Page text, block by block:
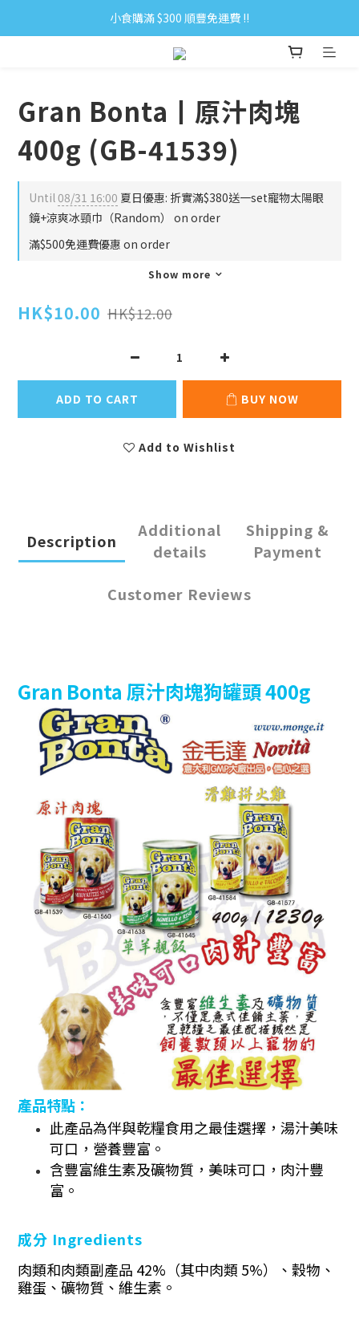
小食購滿 $300 順豐免運費 ‼
小食購滿 $300 順豐免運費 ‼
全單購滿 $500 免運費 ♥︎ 會員積分回贈 $1＝1Pt.
Gran Bonta丨原汁肉塊
400g (GB-41539)
Until08/31 16:00 夏日優惠: 折實滿$380送一set寵物太陽眼
鏡+涼爽冰頸巾（Random） on order
滿$500免運費優惠 on order
Show more
HK$10.00 HK$12.00
ADD TO CART BUY NOW
Add to Wishlist
Description
Additional
details
Shipping &
Payment
Customer Reviews
Gran Bonta 原汁肉塊狗罐頭400g
產品特點：
此產品為伴與乾糧食用之最佳選擇，湯汁美味
可口，營養豐富。
含豐富維生素及礦物質，美味可口，肉汁豐
富。
成分 Ingredients
肉類和肉類副產品 42%（其中肉類 5%）、穀物、
雞蛋、礦物質、維生素。